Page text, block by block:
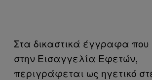
Στα δικαστικά έγγραφα
στην Εισαγγελία Εφετών,
περιγράφεται ως ηγετικό